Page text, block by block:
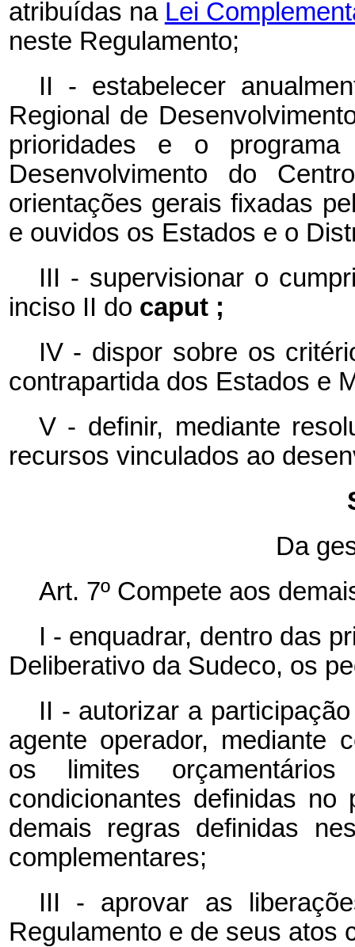
atribuídas na Lei
neste Regulamento;
II - estabelecer
Regional de
prioridades e o
Desenvolvimento do
orientações gerais fixadas
e ouvidos os Estados e o
III - supervisionar o
inciso II do caput ;
IV - dispor sobre os
contrapartida dos Estados e
V - definir, mediante
recursos vinculados ao
Da
Art. 7º Compete aos
I - enquadrar, dentro das
Deliberativo da Sudeco, os
II - autorizar a
agente operador, mediante
os limites
condicionantes definidas
demais regras definidas
complementares;
III - aprovar as
Regulamento e de seus atos